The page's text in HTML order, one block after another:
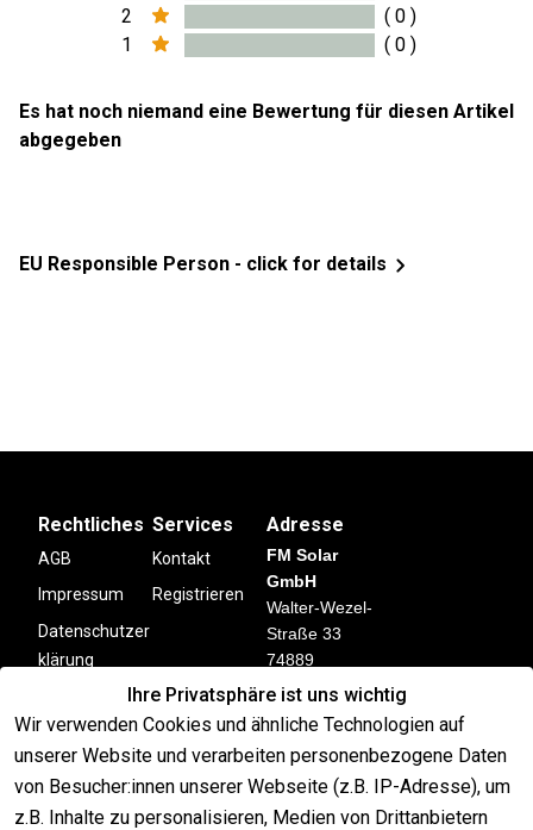
2
( 0 )
1
( 0 )
Es hat noch niemand eine Bewertung für diesen Artikel
abgegeben
EU Responsible Person - click for details
Ihre Privatsphäre ist uns wichtig
Wir verwenden Cookies und ähnliche Technologien auf
unserer Website und verarbeiten personenbezogene Daten
von Besucher:innen unserer Webseite (z.B. IP-Adresse), um
z.B. Inhalte zu personalisieren, Medien von Drittanbietern
Rechtliches
AGB
Impressum
Datenschutzer
klärung
Barrierefreihei
tserklärung
Widerrufsrecht
Services
Kontakt
Registrieren
Adresse
FM Solar
GmbH
Walter-Wezel-
Straße 33
74889
Sinsheim
Deutschland
Kontakt